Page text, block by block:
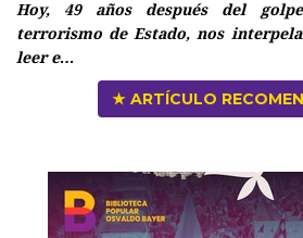
Hoy, 49 años después del
terrorismo de Estado, nos
leer e…
★ ARTÍCULO